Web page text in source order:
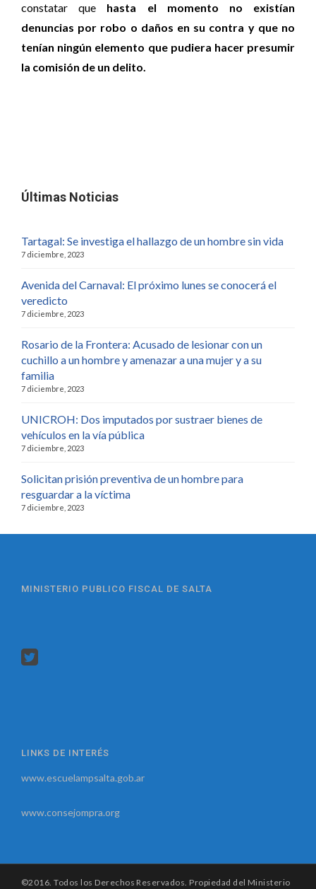
constatar que hasta el momento no existían
denuncias por robo o daños en su contra y que no
tenían ningún elemento que pudiera hacer presumir
la comisión de un delito.
Últimas Noticias
Tartagal: Se investiga el hallazgo de un hombre sin vida
7 diciembre, 2023
Avenida del Carnaval: El próximo lunes se conocerá el
veredicto
7 diciembre, 2023
Rosario de la Frontera: Acusado de lesionar con un
cuchillo a un hombre y amenazar a una mujer y a su
familia
7 diciembre, 2023
UNICROH: Dos imputados por sustraer bienes de
vehículos en la vía pública
7 diciembre, 2023
Solicitan prisión preventiva de un hombre para
resguardar a la víctima
7 diciembre, 2023
MINISTERIO PUBLICO FISCAL DE SALTA
LINKS DE INTERÉS
www.escuelampsalta.gob.ar
www.consejompra.org
©2016. Todos los Derechos Reservados. Propiedad del Ministerio